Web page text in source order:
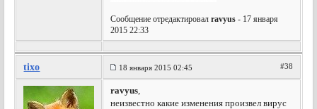
Сообщение отредактировалravyus - 17 января
2015 22:33
tixo 18 января 2015 02:45 #38
ravyus,
неизвестно какие изменения произвел вирус